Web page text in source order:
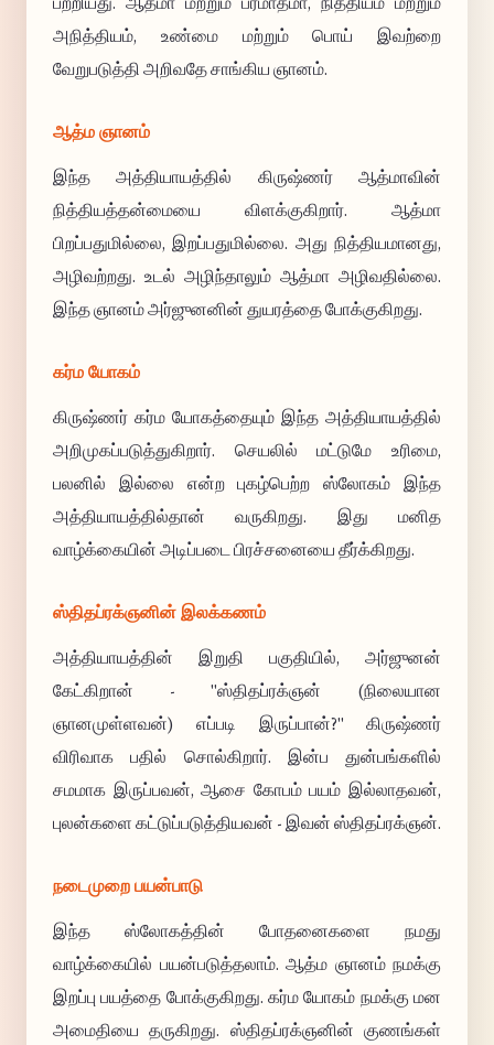
அநித்தியம், உண்மை மற்றும் பொய் இவற்றை
வேறுபடுத்தி அறிவதே சாங்கிய ஞானம்.
ஆத்ம ஞானம்
இந்த அத்தியாயத்தில் கிருஷ்ணர் ஆத்மாவின்
நித்தியத்தன்மையை விளக்குகிறார். ஆத்மா
பிறப்பதுமில்லை, இறப்பதுமில்லை. அது நித்தியமானது,
அழிவற்றது. உடல் அழிந்தாலும் ஆத்மா அழிவதில்லை.
இந்த ஞானம் அர்ஜுனனின் துயரத்தை போக்குகிறது.
கர்ம யோகம்
கிருஷ்ணர் கர்ம யோகத்தையும் இந்த அத்தியாயத்தில்
அறிமுகப்படுத்துகிறார். செயலில் மட்டுமே உரிமை,
பலனில் இல்லை என்ற புகழ்பெற்ற ஸ்லோகம் இந்த
அத்தியாயத்தில்தான் வருகிறது. இது மனித
வாழ்க்கையின் அடிப்படை பிரச்சனையை தீர்க்கிறது.
ஸ்திதப்ரக்ஞனின் இலக்கணம்
அத்தியாயத்தின் இறுதி பகுதியில், அர்ஜுனன்
கேட்கிறான் - "ஸ்திதப்ரக்ஞன் (நிலையான
ஞானமுள்ளவன்) எப்படி இருப்பான்?" கிருஷ்ணர்
விரிவாக பதில் சொல்கிறார். இன்ப துன்பங்களில்
சமமாக இருப்பவன், ஆசை கோபம் பயம் இல்லாதவன்,
புலன்களை கட்டுப்படுத்தியவன் - இவன் ஸ்திதப்ரக்ஞன்.
நடைமுறை பயன்பாடு
இந்த ஸ்லோகத்தின் போதனைகளை நமது
வாழ்க்கையில் பயன்படுத்தலாம். ஆத்ம ஞானம் நமக்கு
இறப்பு பயத்தை போக்குகிறது. கர்ம யோகம் நமக்கு மன
அமைதியை தருகிறது. ஸ்திதப்ரக்ஞனின் குணங்கள்